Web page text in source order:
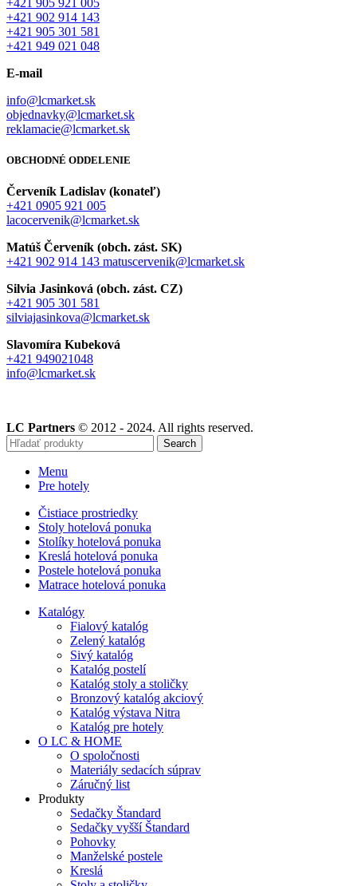
+421 902 914 143
+421 905 301 581
+421 949 021 048
E-mail
info@lcmarket.sk
objednavky@lcmarket.sk
reklamacie@lcmarket.sk
OBCHODNÉ ODDELENIE
Červeník Ladislav (konateľ)
+421 0905 921 005
lacocervenik@lcmarket.sk
Matúš Červeník (obch. zást. SK)
+421 902 914 143 matuscervenik@lcmarket.sk
Silvia Jasinková (obch. zást. CZ)
+421 905 301 581
silviajasinkova@lcmarket.sk
Slavomíra Kubeková
+421 949021048
info@lcmarket.sk
LC Partners © 2012 - 2024. All rights reserved.
Search
Menu
Pre hotely
Čistiace prostriedky
Stoly hotelová ponuka
Stolíky hotelová ponuka
Kreslá hotelová ponuka
Postele hotelová ponuka
Matrace hotelová ponuka
Katalógy
Fialový katalóg
Zelený katalóg
Sivý katalóg
Katalóg postelí
Katalóg stoly a stoličky
Bronzový katalóg akciový
Katalóg výstava Nitra
Katalóg pre hotely
O LC & HOME
O spoločnosti
Materiály sedacích súprav
Záručný list
Produkty
Sedačky Štandard
Sedačky vyšší Štandard
Pohovky
Manželské postele
Kreslá